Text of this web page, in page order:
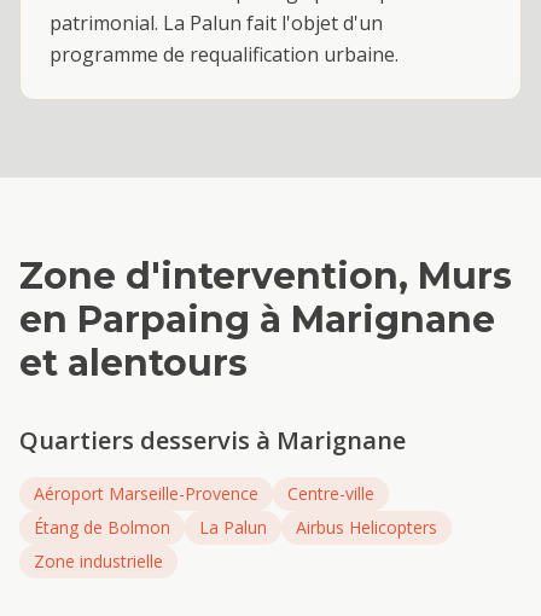
patrimonial. La Palun fait l'objet d'un
programme de requalification urbaine.
Zone d'intervention, Murs
en Parpaing à Marignane
et alentours
Quartiers desservis à Marignane
Aéroport Marseille-Provence
Centre-ville
Étang de Bolmon
La Palun
Airbus Helicopters
Zone industrielle